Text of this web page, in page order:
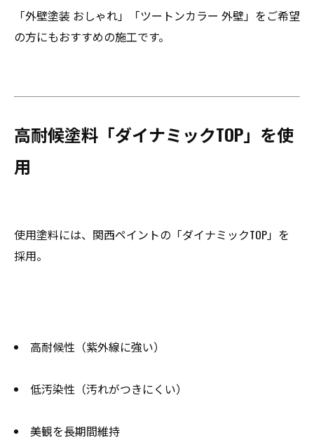
「外壁塗装 おしゃれ」「ツートンカラー 外壁」をご希望
の方にもおすすめの施工です。
高耐候塗料「ダイナミックTOP」を使
用
使用塗料には、関西ペイントの「ダイナミックTOP」を
採用。
高耐候性（紫外線に強い）
低汚染性（汚れがつきにくい）
美観を長期間維持